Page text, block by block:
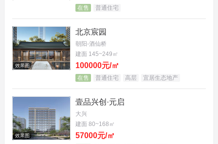
在售 普通住宅
效果图
北京宸园
朝阳-酒仙桥
建面 145~249㎡
100000元/㎡
在售 普通住宅 高层 宜居生态地产
效果图
壹品兴创·元启
大兴
建面 80~168㎡
57000元/㎡